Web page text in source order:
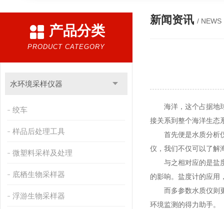
产品分类
PRODUCT CATEGORY
水环境采样仪器
绞车
样品后处理工具
微塑料采样及处理
底栖生物采样器
浮游生物采样器
新闻资讯 / NEWS
海洋，这个占据地球
接关系到整个海洋生态
首先便是水质分析仪
仪，我们不仅可以了解
与之相对应的是盐度
的影响。盐度计的应用
而多参数水质仪则更
环境监测的得力助手。